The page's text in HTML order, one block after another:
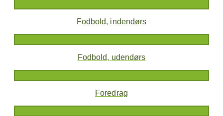
Fodbold, indendørs
Fodbold, udendørs
Foredrag